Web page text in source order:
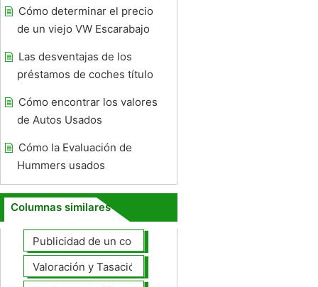
Cómo determinar el precio
de un viejo VW Escarabajo
Las desventajas de los
préstamos de coches título
Cómo encontrar los valores
de Autos Usados ​​
Cómo la Evaluación de
Hummers usados ​​
Columnas similares
Publicidad de un coche para la venta
Valoración y Tasación